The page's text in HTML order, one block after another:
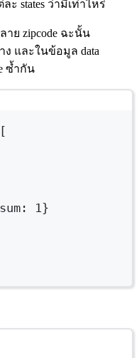
ะ states ว่ามีเท่าไหร่
าย zipcode ฉะนั้น
และในข้อมูล data
ซ้ำกัน
: 1 }